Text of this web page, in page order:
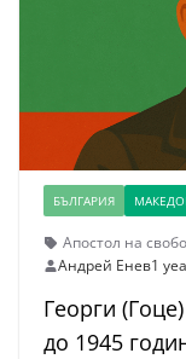
БЪЛГАРИЯ
Апостол на
Андрей Енев1
Георги
до 1945